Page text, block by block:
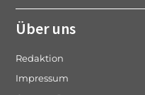
Über uns
Redaktion
Impressum